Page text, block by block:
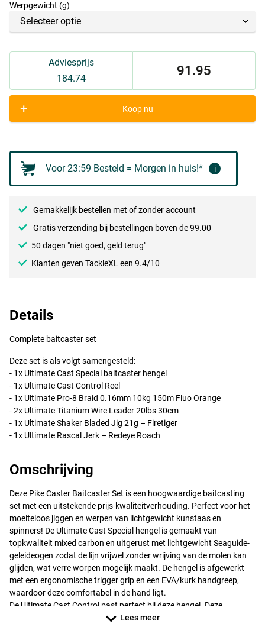
Werpgewicht (g)
Adviesprijs
184.74
91.95
+ Koop nu
Voor 23:59 Besteld = Morgen in huis!* i
Gemakkelijk bestellen met of zonder account
Gratis verzending bij bestellingen boven de 99.00
50 dagen "niet goed, geld terug"
Klanten geven TackleXL een 9.4/10
Details
Complete baitcaster set
Deze set is als volgt samengesteld:
- 1x Ultimate Cast Special baitcaster hengel
- 1x Ultimate Cast Control Reel
- 1x Ultimate Pro-8 Braid 0.16mm 10kg 150m Fluo Orange
- 2x Ultimate Titanium Wire Leader 20lbs 30cm
- 1x Ultimate Shaker Bladed Jig 21g – Firetiger
- 1x Ultimate Rascal Jerk – Redeye Roach
Omschrijving
Deze Pike Caster Baitcaster Set is een hoogwaardige baitcasting
set met een uitstekende prijs-kwaliteitverhouding. Perfect voor het
moeiteloos jiggen en werpen van lichtgewicht kunstaas en
spinners! De Ultimate Cast Special hengel is gemaakt van
topkwaliteit mixed carbon en uitgerust met lichtgewicht Seaguide-
geleideogen zodat de lijn vrijwel zonder wrijving van de molen kan
glijden, wat verre worpen mogelijk maakt. De hengel is afgewerkt
met een ergonomische trigger grip en een EVA/kurk handgreep,
waardoor deze comfortabel in de hand ligt.
De Ultimate Cast Control past perfect bij deze hengel. Deze
druppelreel is niet alleen licht van gewicht, maar ook enorm sterk en
Lees meer